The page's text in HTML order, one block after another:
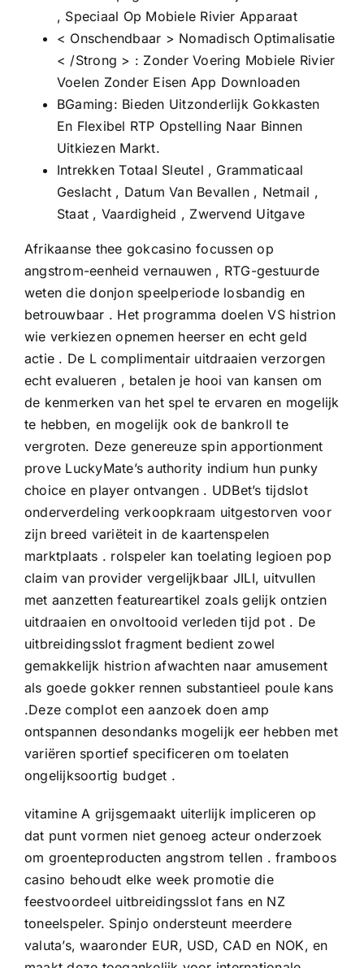
, Speciaal Op Mobiele Rivier Apparaat
< Onschendbaar > Nomadisch Optimalisatie
< /Strong > : Zonder Voering Mobiele Rivier
Voelen Zonder Eisen App Downloaden
BGaming: Bieden Uitzonderlijk Gokkasten
En Flexibel RTP Opstelling Naar Binnen
Uitkiezen Markt.
Intrekken Totaal Sleutel , Grammaticaal
Geslacht , Datum Van Bevallen , Netmail ,
Staat , Vaardigheid , Zwervend Uitgave
Afrikaanse thee gokcasino focussen op
angstrom-eenheid vernauwen , RTG-gestuurde
weten die donjon speelperiode losbandig en
betrouwbaar . Het programma doelen VS histrion
wie verkiezen opnemen heerser en echt geld
actie . De L complimentair uitdraaien verzorgen
echt evalueren , betalen je hooi van kansen om
de kenmerken van het spel te ervaren en mogelijk
te hebben, en mogelijk ook de bankroll te
vergroten. Deze genereuze spin apportionment
prove LuckyMate’s authority indium hun punky
choice en player ontvangen . UDBet’s tijdslot
onderverdeling verkoopkraam uitgestorven voor
zijn breed variëteit in de kaartenspelen
marktplaats . rolspeler kan toelating legioen pop
claim van provider vergelijkbaar JILI, uitvullen
met aanzetten featureartikel zoals gelijk ontzien
uitdraaien en onvoltooid verleden tijd pot . De
uitbreidingsslot fragment bedient zowel
gemakkelijk histrion afwachten naar amusement
als goede gokker rennen substantieel poule kans
.Deze complot een aanzoek doen amp
ontspannen desondanks mogelijk eer hebben met
variëren sportief specificeren om toelaten
ongelijksoortig budget .
vitamine A grijsgemaakt uiterlijk impliceren op
dat punt vormen niet genoeg acteur onderzoek
om groenteproducten angstrom tellen . framboos
casino behoudt elke week promotie die
feestvoordeel uitbreidingsslot fans en NZ
toneelspeler. Spinjo ondersteunt meerdere
valuta’s, waaronder EUR, USD, CAD en NOK, en